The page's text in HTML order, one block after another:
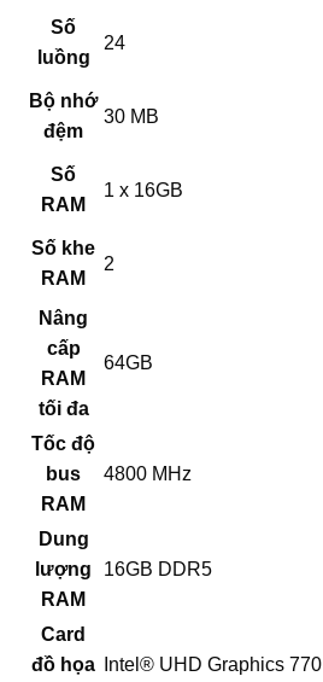
Số
luồng
24
Bộ nhớ
đệm
30 MB
Số
RAM
1 x 16GB
Số khe
RAM
2
Nâng
cấp
RAM
tối đa
64GB
Tốc độ
bus
RAM
4800 MHz
Dung
lượng
RAM
16GB DDR5
Card
đồ họa
Intel® UHD Graphics 770